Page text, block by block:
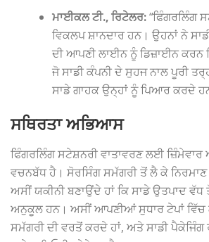
ਮਾਈਕਲ ਟੀ., ਰਿਟੇਲਰ:“ਫਿੰਗਰਲਿੰਗ
ਵਿਕਲਪ ਸ਼ਾਨਦਾਰ ਹਨ। ਉਹਨਾਂ ਨੇ
ਦੀ ਆਪਣੀ ਲਾਈਨ ਨੂੰ ਡਿਜ਼ਾਈਨ ਕਰਨ
ਜੋ ਸਾਡੀ ਕੰਪਨੀ ਦੇ ਸੁਹਜ ਨਾਲ ਪੂਰੀ
ਸਾਡੇ ਗਾਹਕ ਉਨ੍ਹਾਂ ਨੂੰ ਪਿਆਰ ਕਰਦੇ
ਸਥਿਰਤਾ ਅਭਿਆਸ
ਫਿੰਗਰਲਿੰਗ ਸਟੇਸ਼ਨਰੀ ਵਾਤਾਵਰਣ ਲਈ
ਵਚਨਬੱਧ ਹੈ। ਸੋਰਸਿੰਗ ਸਮੱਗਰੀ ਤੋਂ ਲੈ ਕੇ
ਅਸੀਂ ਯਕੀਨੀ ਬਣਾਉਂਦੇ ਹਾਂ ਕਿ ਸਾਡੇ ਉਤਪਾਦ ਵੱਧ
ਅਨੁਕੂਲ ਹਨ। ਅਸੀਂ ਆਪਣੀਆਂ ਸੁਧਾਰ ਟੇਪਾਂ ਵਿੱਚ
ਸਮੱਗਰੀ ਦੀ ਵਰਤੋਂ ਕਰਦੇ ਹਾਂ, ਅਤੇ ਸਾਡੀ